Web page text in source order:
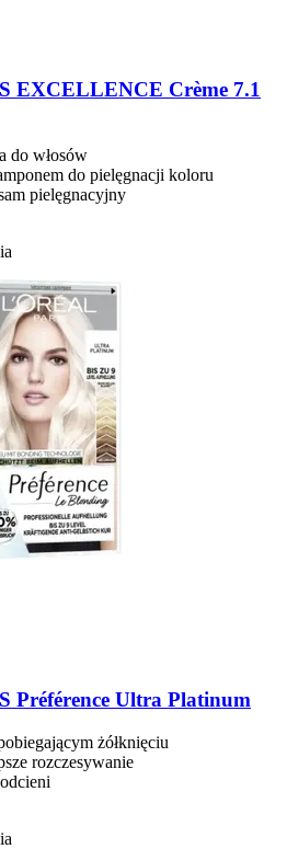
EXCELLENCE Crème 7.1
do włosów
do pielęgnacji koloru
pielęgnacyjny
Préférence Ultra Platinum
żółknięciu
rozczesywanie